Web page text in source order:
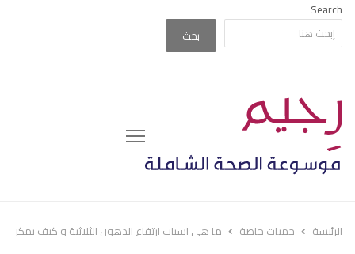
Search
بحث
Menu
الرئيسة حميات خاصة ما هي اسباب ارتفاع الدهون الثلاثية و كيف يمكن